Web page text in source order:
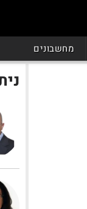
מחשבונים